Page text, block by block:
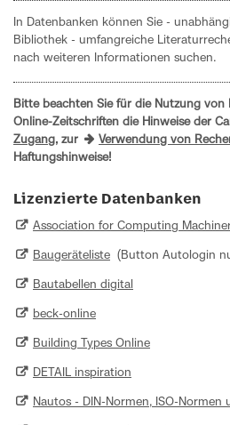
In Datenbanken können Sie -
Bibliothek - umfangreiche
nach weiteren Informationen suchen.
Bitte beachten Sie für die Nutzung von
Online-Zeitschriften die Hinweise der
Zugang, zur Verwendung von
Haftungshinweise!
Lizenzierte Datenbanken
Association for Computing
Baugeräteliste (Button Autologin
Bautabellen digital
beck-online
Building Types Online
DETAIL inspiration
Nautos - DIN-Normen, ISO-Normen